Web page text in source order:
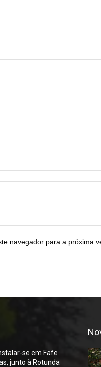
navegador para a próxima
se em Fafe
junto à Rotunda